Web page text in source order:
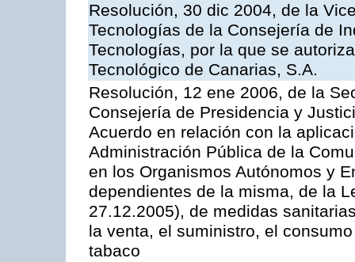
Resolución, 30 dic 2004, de la
Tecnologías de la Consejería de
Tecnologías, por la que se
Tecnológico de Canarias, S.A.
Resolución, 12 ene 2006, de la
Consejería de Presidencia y
Acuerdo en relación con la
Administración Pública de la
en los Organismos Autónomos y
dependientes de la misma, de la
27.12.2005), de medidas
la venta, el suministro, el
tabaco